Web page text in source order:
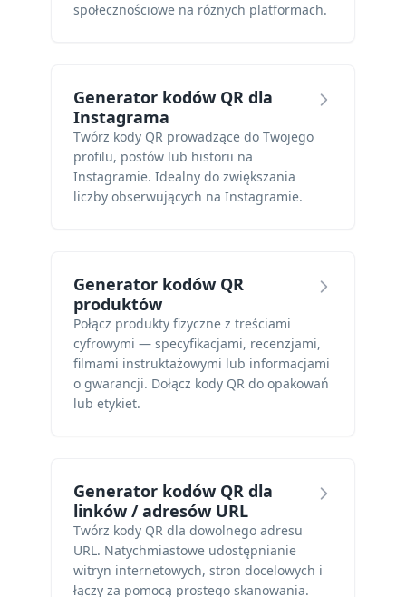
społecznościowe na różnych platformach.
Generator kodów QR dla
Instagrama
Twórz kody QR prowadzące do Twojego
profilu, postów lub historii na
Instagramie. Idealny do zwiększania
liczby obserwujących na Instagramie.
Generator kodów QR
produktów
Połącz produkty fizyczne z treściami
cyfrowymi — specyfikacjami, recenzjami,
filmami instruktażowymi lub informacjami
o gwarancji. Dołącz kody QR do opakowań
lub etykiet.
Generator kodów QR dla
linków / adresów URL
Twórz kody QR dla dowolnego adresu
URL. Natychmiastowe udostępnianie
witryn internetowych, stron docelowych i
łączy za pomocą prostego skanowania.